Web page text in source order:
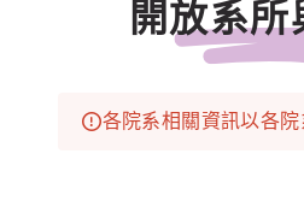
開放系所
各院系相關資訊以各院